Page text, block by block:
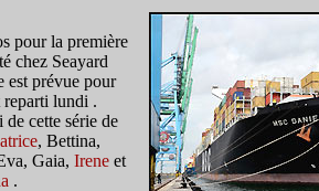
pour la première
chez Seayard
est prévue pour
reparti lundi .
cette série de
, Bettina,
Gaia, Ireneet
.